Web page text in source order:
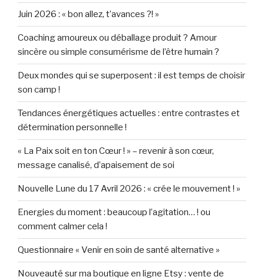
Juin 2026 : « bon allez, t’avances ?! »
Coaching amoureux ou déballage produit ? Amour
sincère ou simple consumérisme de l’être humain ?
Deux mondes qui se superposent : il est temps de choisir
son camp !
Tendances énergétiques actuelles : entre contrastes et
détermination personnelle !
« La Paix soit en ton Cœur ! » – revenir à son cœur,
message canalisé, d’apaisement de soi
Nouvelle Lune du 17 Avril 2026 : « crée le mouvement ! »
Energies du moment : beaucoup l’agitation… ! ou
comment calmer cela !
Questionnaire « Venir en soin de santé alternative »
Nouveauté sur ma boutique en ligne Etsy : vente de